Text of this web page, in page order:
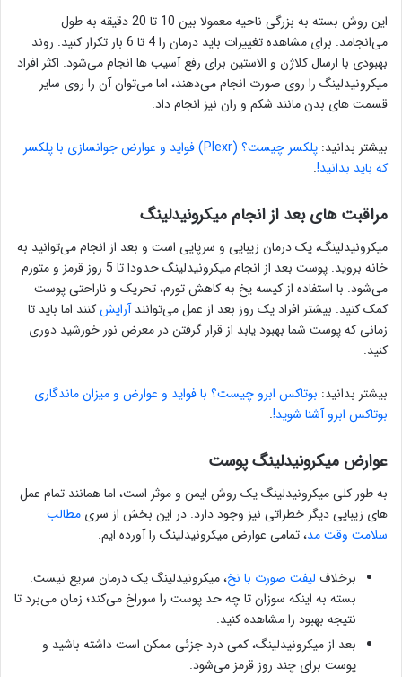
این روش بسته به بزرگی ناحیه معمولا بین 10 تا 20 دقیقه به طول
می‌انجامد. برای مشاهده تغییرات باید درمان را 4 تا 6 بار تکرار کنید. روند
بهبودی با ارسال کلاژن و الاستین برای رفع آسیب ها انجام می‌شود. اکثر افراد
میکرونیدلینگ را روی صورت انجام می‌دهند، اما می‌توان آن را روی سایر
قسمت های بدن مانند شکم و ران نیز انجام داد.
بیشتر بدانید:
پلکسر چیست؟ (Plexr) فواید و عوارض جوانسازی با پلکسر
که باید بدانید!.
مراقبت های بعد از انجام میکرونیدلینگ
میکرونیدلینگ، یک درمان زیبایی و سرپایی است و بعد از انجام می‌توانید به
خانه بروید. پوست بعد از انجام میکرونیدلینگ حدودا تا 5 روز قرمز و متورم
می‌شود. با استفاده از کیسه یخ به کاهش تورم، تحریک و ناراحتی پوست
کمک کنید. بیشتر افراد یک روز بعد از عمل می‌توانندآرایشکنند اما باید تا
زمانی که پوست شما بهبود یابد از قرار گرفتن در معرض نور خورشید دوری
کنید.
بیشتر بدانید: بوتاکس ابرو چیست؟ با فواید و عوارض و میزان ماندگاری
بوتاکس ابرو آشنا شوید!.
عوارض میکرونیدلینگ پوست
به طور کلی میکرونیدلینگ یک روش ایمن و موثر است، اما همانند تمام عمل
های زیبایی دیگر خطراتی نیز وجود دارد. در این بخش از سری مطالب
سلامت وقت مد، تمامی عوارض میکرونیدلینگ را آورده ایم.
برخلاف لیفت صورت با نخ، میکرونیدلینگ یک درمان سریع نیست.
بسته به اینکه سوزان تا چه حد پوست را سوراخ می‌کند؛ زمان می‌برد تا
نتیجه بهبود را مشاهده کنید.
بعد از میکرونیدلینگ، کمی درد جزئی ممکن است داشته باشید و
پوست برای چند روز قرمز می‌شود.